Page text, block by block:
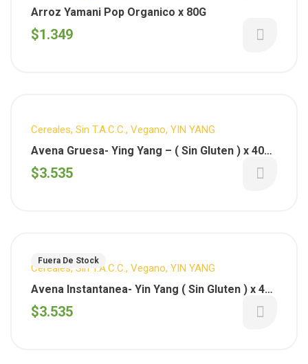
YANG
Arroz Yamani Pop Organico x 80G
$1.349
Cereales, Sin T.A.C.C. , Vegano, YIN YANG
Avena Gruesa- Ying Yang – ( Sin Gluten ) x 400
gs
$3.535
Fuera De Stock
Cereales, Sin T.A.C.C. , Vegano, YIN YANG
Avena Instantanea- Yin Yang ( Sin Gluten ) x 400
gs
$3.535